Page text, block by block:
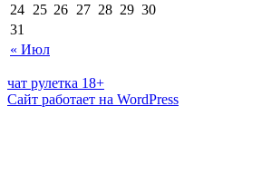
« Июл
24 25 26 27 28 29 30
31
чат рулетка 18+
Сайт работает на WordPress